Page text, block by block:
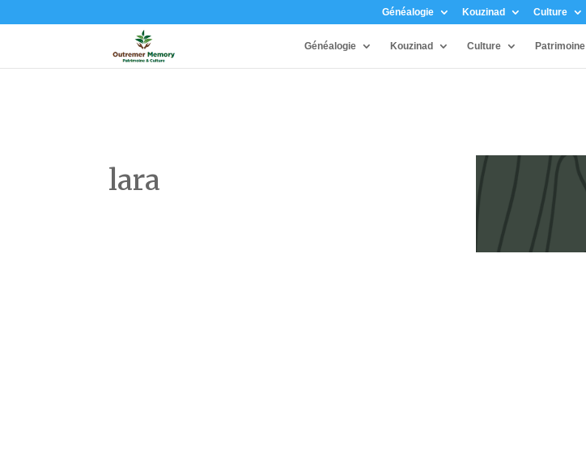
Généalogie Kouzinad Culture
Généalogie Kouzinad Culture Patrimoine
lara